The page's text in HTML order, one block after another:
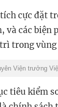
cực đặt
và các biện
trong
Viện trưởng
tiêu kiểm